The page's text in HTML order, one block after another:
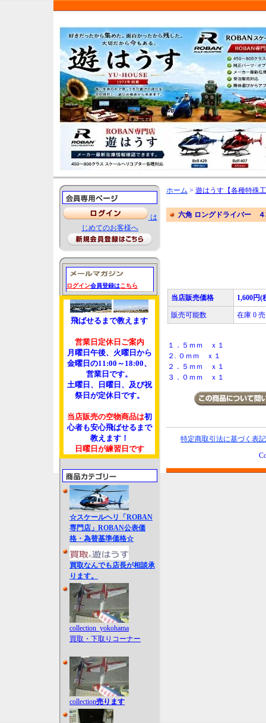
は
じめてのお客様へ
ログイン会員登録はこちら
飛ばせるまで教えます
営業日定休日ご案内
月曜日午後、火曜日から
金曜日の11:00～18:00、
営業日です。
土曜日、日曜日、及び祝
祭日が定休日です。
当店販売の空物商品は初
心者も安心飛ばせるまで
教えます！
日曜日が練習日です
☆スケールヘリ「ROBAN
専門店」ROBAN公表価
格・為替基準価格☆
買取なんでも店長が相談承
ります。
collection_yokohama
買取・下取りコーナー
collection売ります
ホーム > 遊はうす【各種特殊
六角 ロングドライバー ４
当店販売価格 1,600円(
販売可能数 在庫 0
１．５ｍｍ ｘ１
２. ０ｍｍ ｘ１
２．５ｍｍ ｘ１
３．０ｍｍ ｘ１
特定商取引法に基づく表記